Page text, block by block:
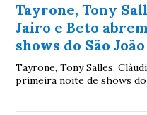
Tayrone, Tony
Jairo e Beto
shows do São
Tayrone, Tony Salles,
primeira noite de shows do